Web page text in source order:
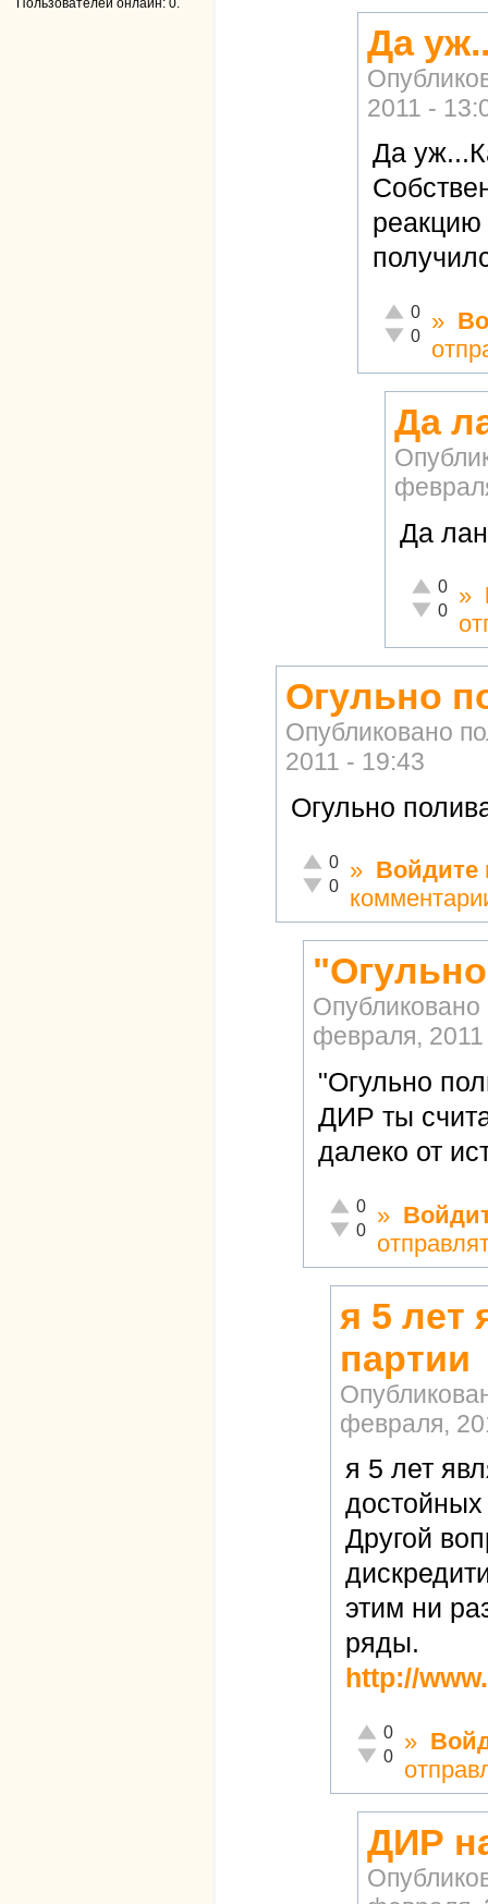
Пользователей онлайн: 0.
Да
2011 -
Да
Отлично!
0
Неадекватно!
0
»
Да
Да
Отлично!
0
0
»
Огульно
Опубликовано
2011 - 19:43
Огульно
Отлично!
0
Неадекватно!
0
» Войдите
февраля,
"Огульно
ДИР ты
далеко от
Отлично!
0
Неадекватно!
0
»
я 5 лет
партии
февраля,
я 5 лет
Другой
этим ни
ряды.
http://
Отлично!
0
Неадекватно!
0
»
ДИР